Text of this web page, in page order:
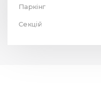
Паркінг
Секцій